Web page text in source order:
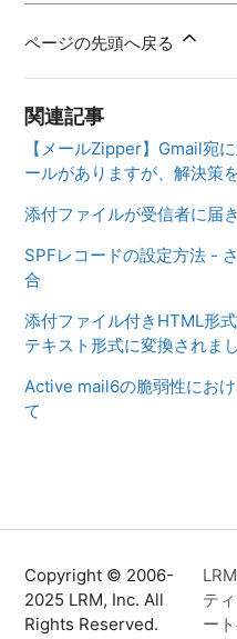
ページの先頭へ戻る
関連記事
【メールZipper】Gmail宛
ールがありますが、解決策
添付ファイルが受信者に届
SPFレコードの設定方法 -
合
添付ファイル付きHTML形
テキスト形式に変換されまし
Active mail6の脆弱性にお
て
Copyright © 2006-
2025 LRM, Inc. All
Rights Reserved.
テ
ー